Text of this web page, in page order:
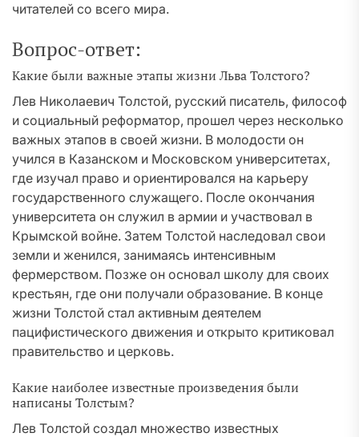
читателей со всего мира.
Вопрос-ответ:
Какие были важные этапы жизни Льва Толстого?
Лев Николаевич Толстой, русский писатель, философ
и социальный реформатор, прошел через несколько
важных этапов в своей жизни. В молодости он
учился в Казанском и Московском университетах,
где изучал право и ориентировался на карьеру
государственного служащего. После окончания
университета он служил в армии и участвовал в
Крымской войне. Затем Толстой наследовал свои
земли и женился, занимаясь интенсивным
фермерством. Позже он основал школу для своих
крестьян, где они получали образование. В конце
жизни Толстой стал активным деятелем
пацифистического движения и открыто критиковал
правительство и церковь.
Какие наиболее известные произведения были
написаны Толстым?
Лев Толстой создал множество известных